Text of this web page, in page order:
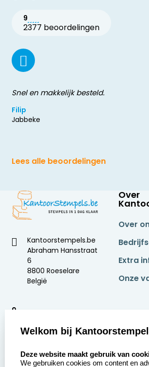
9
2377 beoordelingen
Snel en makkelijk besteld.
Filip
Jabbeke
Lees alle beoordelingen
Kantoorstempels.be
Abraham Hansstraat
6
8800 Roeselare
België
9
Over
Over
Extra
Onze
Welkom bij
Deze website maakt gebruik van
We gebruiken cookies om content en